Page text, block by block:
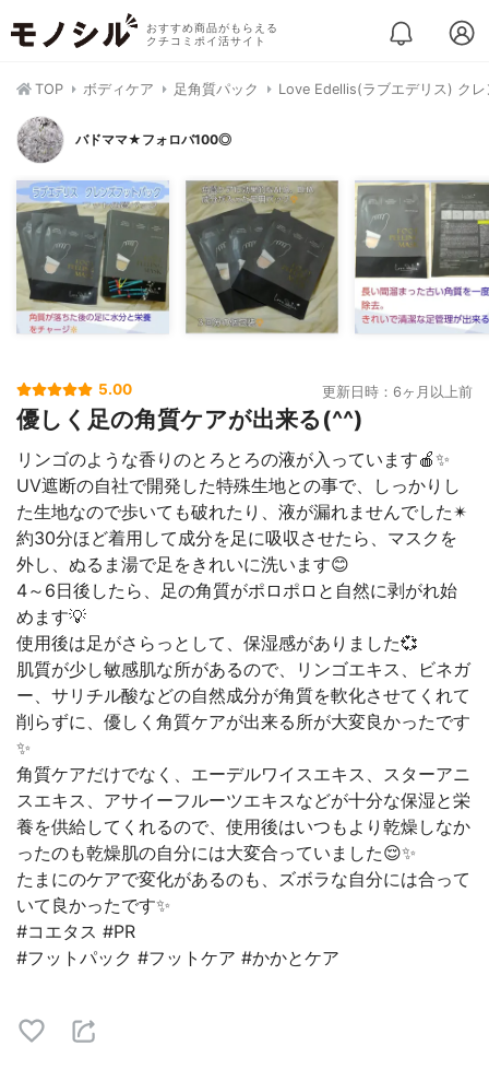
おすすめ商品がもらえる
クチコミポイ活サイト
TOP ボディケア 足角質パック Love Edellis(ラブエデリス) ク
バドママ★フォロバ100◎
5.00 更新日時：6ヶ月以上前
優しく足の角質ケアが出来る(^^)
リンゴのような香りのとろとろの液が入っています🍎✨
UV遮断の自社で開発した特殊生地との事で、しっかりし
た生地なので歩いても破れたり、液が漏れませんでした✴
約30分ほど着用して成分を足に吸収させたら、マスクを
外し、ぬるま湯で足をきれいに洗います😊
4～6日後したら、足の角質がポロポロと自然に剥がれ始
めます💡
使用後は足がさらっとして、保湿感がありました💞
肌質が少し敏感肌な所があるので、リンゴエキス、ビネガ
ー、サリチル酸などの自然成分が角質を軟化させてくれて
削らずに、優しく角質ケアが出来る所が大変良かったです
✨
角質ケアだけでなく、エーデルワイスエキス、スターアニ
スエキス、アサイーフルーツエキスなどが十分な保湿と栄
養を供給してくれるので、使用後はいつもより乾燥しなか
ったのも乾燥肌の自分には大変合っていました😌✨
たまにのケアで変化があるのも、ズボラな自分には合って
いて良かったです✨
#コエタス #PR
#フットパック #フットケア #かかとケア